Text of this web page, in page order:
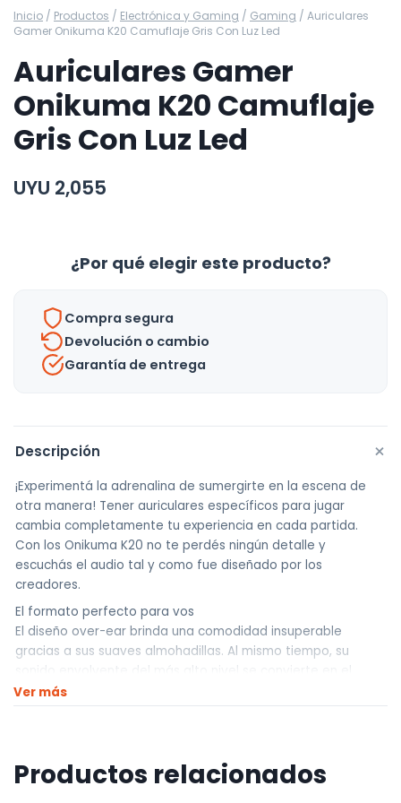
Inicio / Productos / Electrónica y Gaming / Gaming / Auriculares
Gamer Onikuma K20 Camuflaje Gris Con Luz Led
Auriculares Gamer
Onikuma K20 Camuflaje
Gris Con Luz Led
UYU 2,055
¿Por qué elegir este producto?
Compra segura
Devolución o cambio
Garantía de entrega
Descripción +
¡Experimentá la adrenalina de sumergirte en la escena de
otra manera! Tener auriculares específicos para jugar
cambia completamente tu experiencia en cada partida.
Con los Onikuma K20 no te perdés ningún detalle y
escuchás el audio tal y como fue diseñado por los
creadores.
El formato perfecto para vos
El diseño over-ear brinda una comodidad insuperable
gracias a sus suaves almohadillas. Al mismo tiempo, su
sonido envolvente del más alto nivel se convierte en el
protagonista de la escena.
Ver más
Productos relacionados